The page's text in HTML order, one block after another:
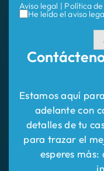
Estamos aquí
adelante con
detalles de tu
para trazar el
esperes
Aviso legal | Política
He leído el aviso